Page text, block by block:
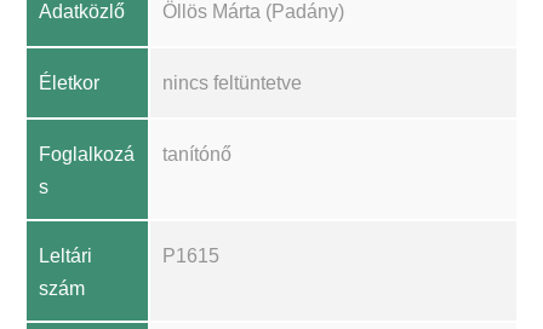
Adatközlő Öllös Márta (Padány)
Életkor nincs feltüntetve
Foglalkozá
s
tanítónő
Leltári
szám
P1615